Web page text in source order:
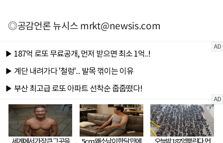
◎공감언론 뉴시스mrkt@newsis.com